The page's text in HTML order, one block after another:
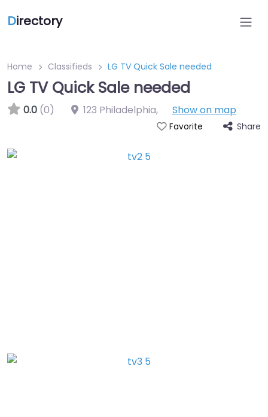
Directory
Home Classifieds LG TV Quick Sale needed
LG TV Quick Sale needed
0.0 (0) 123 Philadelphia, Show on map
Favorite Share